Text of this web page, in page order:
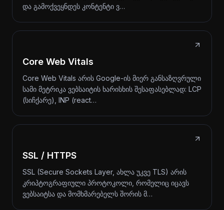
და გამოქვეყნდეს კონტენტი ვ…
Core Web Vitals
Core Web Vitals არის Google-ის მიერ განსაზღვრული
სამი მეტრიკა ვებსაიტის ხარისხის შესაფასებლად: LCP
(სიჩქარე), INP (react…
SSL / HTTPS
SSL (Secure Sockets Layer, ახლა უკვე TLS) არის
კრიპტოგრაფიული პროტოკოლი, რომელიც იცავს
ვებსაიტსა და მომხმარებელს შორის მ…